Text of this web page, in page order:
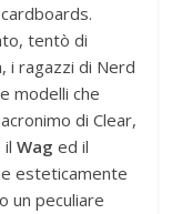
tentò di
i ragazzi di Nerd
modelli che
di Clear,
ilWag ed il
esteticamente
un peculiare